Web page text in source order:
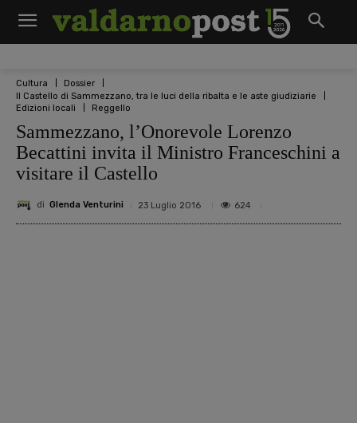
Cultura
Dossier
Il Castello di Sammezzano, tra le luci della ribalta e le aste giudiziarie
Edizioni locali
Reggello
Sammezzano, l’Onorevole Lorenzo
Becattini invita il Ministro Franceschini a
visitare il Castello
di Glenda Venturini 23 Luglio 2016 624